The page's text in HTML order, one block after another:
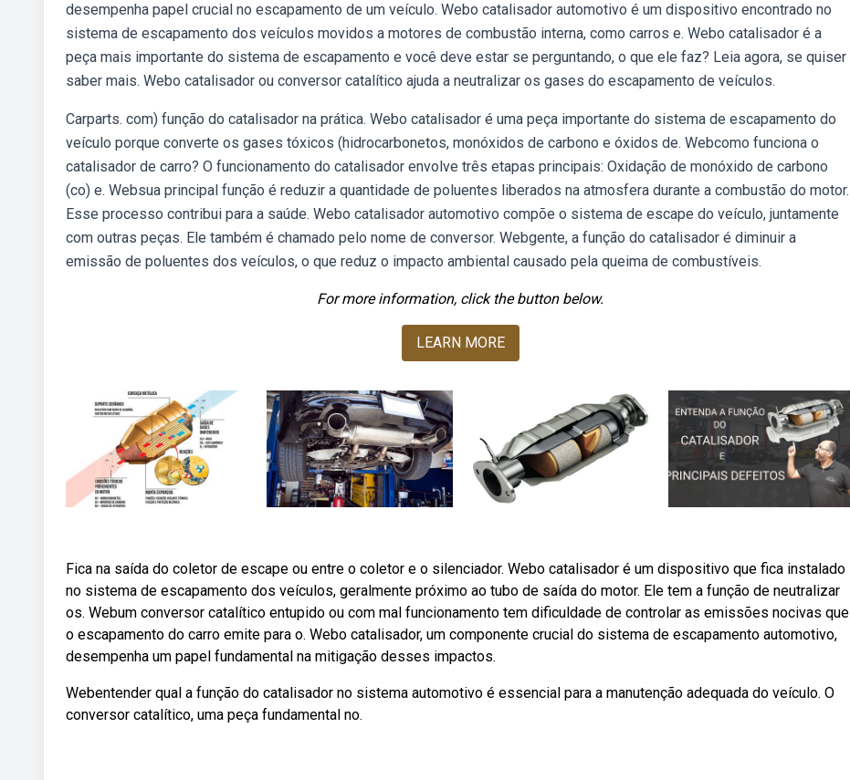
desempenha papel crucial no escapamento de um veículo. Webo catalisador automotivo é um dispositivo encontrado no
sistema de escapamento dos veículos movidos a motores de combustão interna, como carros e. Webo catalisador é a
peça mais importante do sistema de escapamento e você deve estar se perguntando, o que ele faz? Leia agora, se quiser
saber mais. Webo catalisador ou conversor catalítico ajuda a neutralizar os gases do escapamento de veículos.
Carparts. com) função do catalisador na prática. Webo catalisador é uma peça importante do sistema de escapamento do
veículo porque converte os gases tóxicos (hidrocarbonetos, monóxidos de carbono e óxidos de. Webcomo funciona o
catalisador de carro? O funcionamento do catalisador envolve três etapas principais: Oxidação de monóxido de carbono
(co) e. Websua principal função é reduzir a quantidade de poluentes liberados na atmosfera durante a combustão do motor.
Esse processo contribui para a saúde. Webo catalisador automotivo compõe o sistema de escape do veículo, juntamente
com outras peças. Ele também é chamado pelo nome de conversor. Webgente, a função do catalisador é diminuir a
emissão de poluentes dos veículos, o que reduz o impacto ambiental causado pela queima de combustíveis.
For more information, click the button below.
LEARN MORE
Fica na saída do coletor de escape ou entre o coletor e o silenciador. Webo catalisador é um dispositivo que fica instalado
no sistema de escapamento dos veículos, geralmente próximo ao tubo de saída do motor. Ele tem a função de neutralizar
os. Webum conversor catalítico entupido ou com mal funcionamento tem dificuldade de controlar as emissões nocivas que
o escapamento do carro emite para o. Webo catalisador, um componente crucial do sistema de escapamento automotivo,
desempenha um papel fundamental na mitigação desses impactos.
Webentender qual a função do catalisador no sistema automotivo é essencial para a manutenção adequada do veículo. O
conversor catalítico, uma peça fundamental no.